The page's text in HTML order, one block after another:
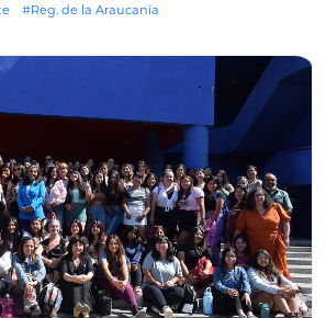
#Reg. de la Araucanía